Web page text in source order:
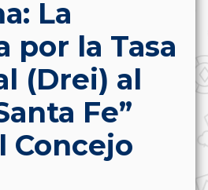
La
por la Tasa
(Drei) al
Fe”
Concejo